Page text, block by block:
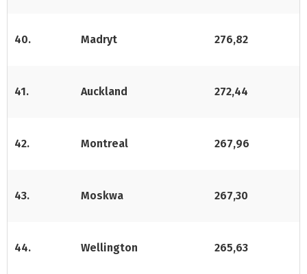
40. Madryt 276,82
41. Auckland 272,44
42. Montreal 267,96
43. Moskwa 267,30
44. Wellington 265,63